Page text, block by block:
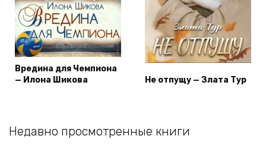
Вредина для Чемпиона
— Илона Шикова
Не отпущу — Злата Тур
Недавно просмотренные книги